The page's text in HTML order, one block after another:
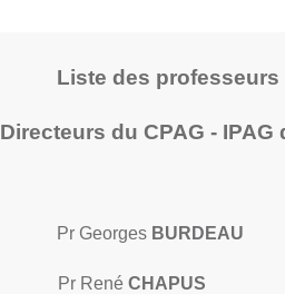
Liste des professeurs
Directeurs du CPAG -
Pr Georges BURDEAU
Pr René CHAPUS